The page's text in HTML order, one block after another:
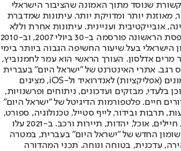
שנוסד מתוך האמונה שהציבור הישראלי
מאוזנת יותר ומדויקת יותר. עיתונות שמדברת
אובייקטיבית ועניינית. עיתונות אחרת וללא
תשלום. המהדורה המודפסת הראשונה פורסמה ב-30 ביולי 2007, וב-2010
הישראלי בעל שיעור החשיפה הגבוה ביותר בימי
מרים אדלסון. העורך הראשי הוא עמר לחמנוביץ,
רגב. אתרי האינטרנט של "ישראל היום" בעברית
ובאנגלית, כמו כן היישומונים (אפליקציות) לאנדרואיד ול-iOS, מציגים
בלעדי, מבזקים ועדכונים, ניתוחים ופרשנויות,
חיים. פלטפורמות הדיגיטל של "ישראל היום"
תרבות ובידור, לייף סטייל, טכנולוגיה, ספורט,
כלכלה וצרכנות, בריאות, חיילים, אוכל, יהדות, תיירות ורכב. ב-2021 עלו
החדש של "ישראל היום" בעברית, במטרה
עדכנית, בטוחה ונוחה. תכני המהדורה